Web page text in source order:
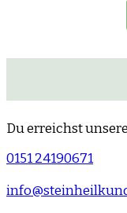
Du erreichst
0151 24190671